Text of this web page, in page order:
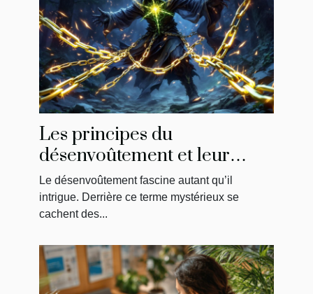
Les principes du
désenvoûtement et leur
impact sur la libération
énergétique
Le désenvoûtement fascine autant qu’il
intrigue. Derrière ce terme mystérieux se
cachent des...